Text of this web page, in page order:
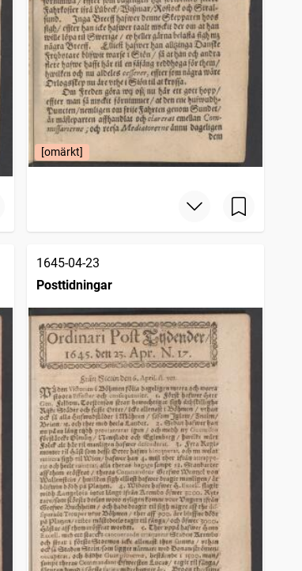
[omärkt]
1645-04-23
Posttidningar